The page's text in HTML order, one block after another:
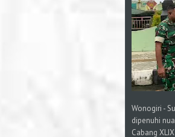
Wonogiri -
dipenuhi
Cabang